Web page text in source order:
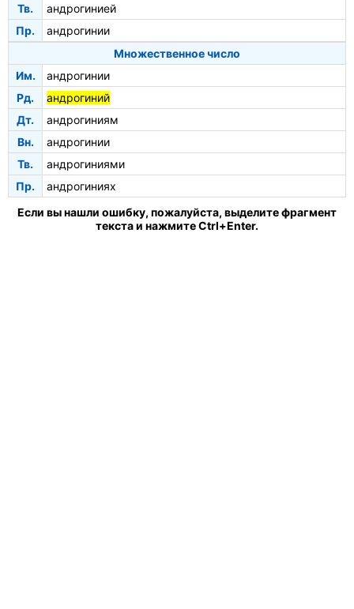
Тв.
андрогинией
Пр.
андрогинии
Множественное число
Им.
андрогинии
Рд.
андрогиний
Дт.
андрогиниям
Вн.
андрогинии
Тв.
андрогиниями
Пр.
андрогиниях
Если вы нашли ошибку, пожалуйста, выделите фрагмент
текста и нажмите Ctrl+Enter.